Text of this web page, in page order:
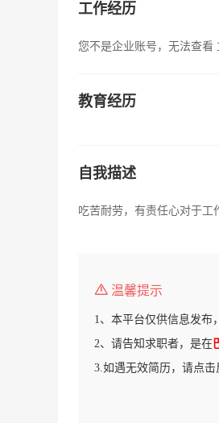
工作经历
您不是企业账号，无法查看
教育经历
自我描述
吃苦耐劳，有责任心对于工
温馨提示
1、本平台仅供信息发布
2、请告知求职者，是在
3.如遇无效简历，请点